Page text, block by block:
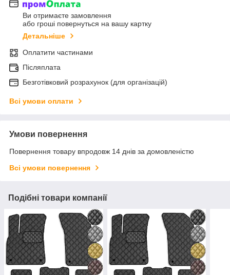
Ви отримаєте замовлення
або гроші повернуться на вашу картку
Детальніше
Оплатити частинами
Післяплата
Безготівковий розрахунок (для організацій)
Всі умови оплати
Умови повернення
Повернення товару впродовж 14 днів за домовленістю
Всі умови повернення
Подібні товари компанії